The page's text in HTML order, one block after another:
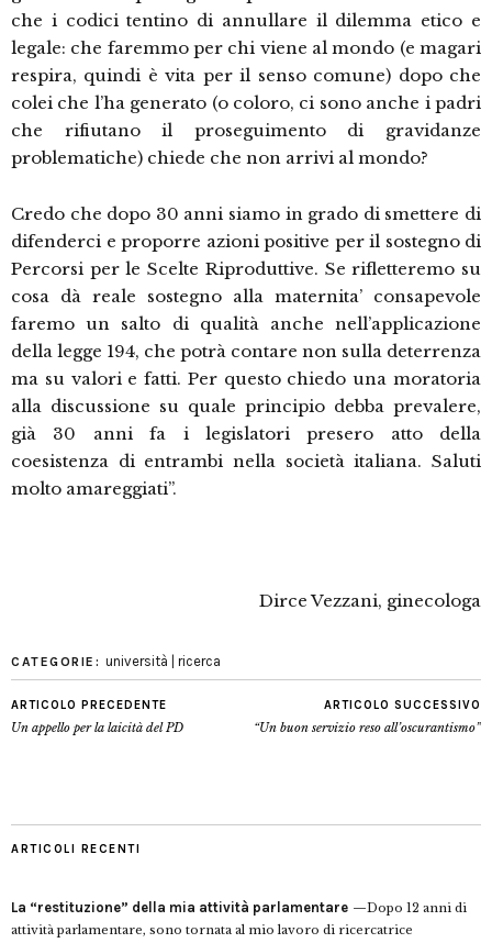
che i codici tentino di annullare il dilemma etico e
legale: che faremmo per chi viene al mondo (e magari
respira, quindi è vita per il senso comune) dopo che
colei che l’ha generato (o coloro, ci sono anche i padri
che rifiutano il proseguimento di gravidanze
problematiche) chiede che non arrivi al mondo?
Credo che dopo 30 anni siamo in grado di smettere di
difenderci e proporre azioni positive per il sostegno di
Percorsi per le Scelte Riproduttive. Se rifletteremo su
cosa dà reale sostegno alla maternita’ consapevole
faremo un salto di qualità anche nell’applicazione
della legge 194, che potrà contare non sulla deterrenza
ma su valori e fatti. Per questo chiedo una moratoria
alla discussione su quale principio debba prevalere,
già 30 anni fa i legislatori presero atto della
coesistenza di entrambi nella società italiana. Saluti
molto amareggiati”.
Dirce Vezzani, ginecologa
CATEGORIE: università | ricerca
ARTICOLO PRECEDENTE
Un appello per la laicità del PD
ARTICOLO SUCCESSIVO
“Un buon servizio reso all’oscurantismo”
ARTICOLI RECENTI
La “restituzione” della mia attività parlamentare
Dopo 12 anni di
attività parlamentare, sono tornata al mio lavoro di ricercatrice